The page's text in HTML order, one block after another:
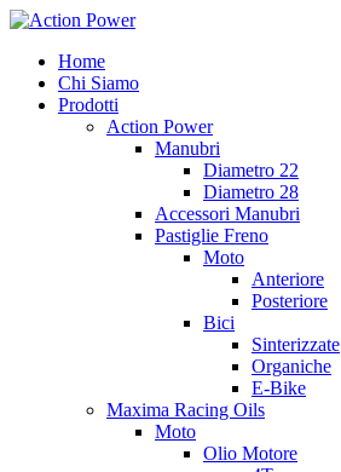
Salta
contenutoHome
Chi Siamo
Prodotti
Action Power
Manubri
Diametro 22
Diametro 28
Accessori Manubri
Pastiglie Freno
Moto
Anteriore
Posteriore
Bici
Sinterizzate
Organiche
E-Bike
Maxima Racing Oils
Moto
Olio Motore